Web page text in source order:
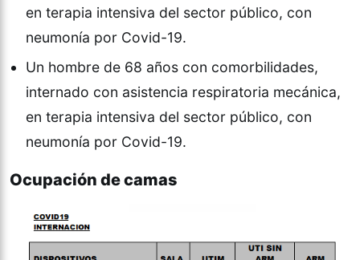
en terapia intensiva del sector público, con
neumonía por Covid-19.
Un hombre de 68 años con comorbilidades,
internado con asistencia respiratoria mecánica,
en terapia intensiva del sector público, con
neumonía por Covid-19.
Ocupación de camas